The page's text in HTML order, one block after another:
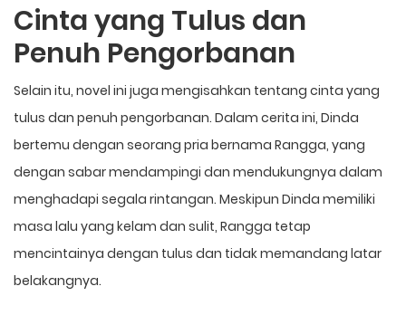
Cinta yang Tulus dan
Penuh Pengorbanan
Selain itu, novel ini juga mengisahkan tentang cinta yang
tulus dan penuh pengorbanan. Dalam cerita ini, Dinda
bertemu dengan seorang pria bernama Rangga, yang
dengan sabar mendampingi dan mendukungnya dalam
menghadapi segala rintangan. Meskipun Dinda memiliki
masa lalu yang kelam dan sulit, Rangga tetap
mencintainya dengan tulus dan tidak memandang latar
belakangnya.